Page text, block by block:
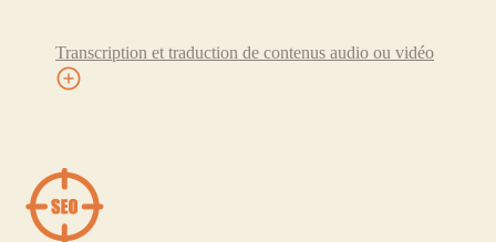
Transcription et traduction de contenus audio ou vidéo